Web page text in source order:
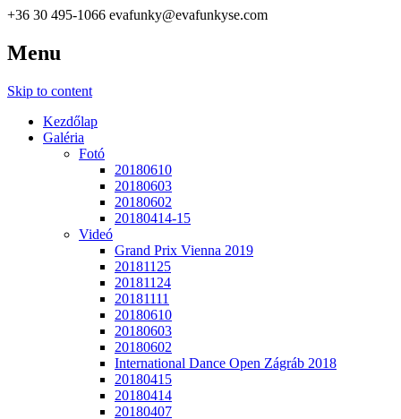
+36 30 495-1066 evafunky@evafunkyse.com
Táncversenye
Ritmuscsapatok Országos Táncversenye és a Hip-Hop Unite
Menu
Skip to content
Kezdőlap
Galéria
Fotó
20180610
20180603
20180602
20180414-15
Videó
Grand Prix Vienna 2019
20181125
20181124
20181111
20180610
20180603
20180602
International Dance Open Zágráb 2018
20180415
20180414
20180407